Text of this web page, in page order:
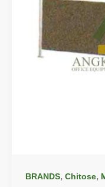
BRANDS, Chitose,